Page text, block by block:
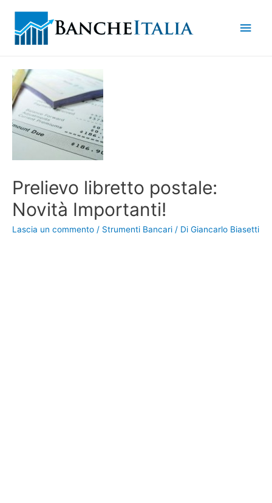
Prelievo libretto postale:
Novità Importanti!
Lascia un commento / Strumenti Bancari / Di Giancarlo Biasetti